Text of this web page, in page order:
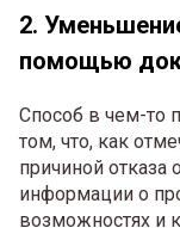
2.
помощью
Способ в чем-то
том, что, как
причиной отказа
информации о
возможностях и